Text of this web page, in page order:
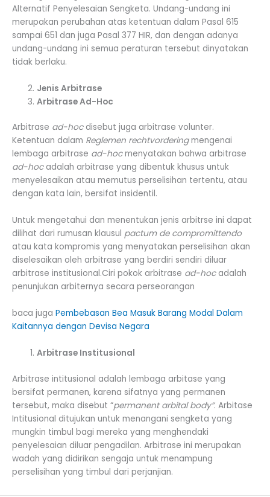
Alternatif Penyelesaian Sengketa. Undang-undang ini
merupakan perubahan atas ketentuan dalam Pasal 615
sampai 651 dan juga Pasal 377 HIR, dan dengan adanya
undang-undang ini semua peraturan tersebut dinyatakan
tidak berlaku.
Jenis Arbitrase
Arbitrase Ad-Hoc
Arbitrase ad-hocdisebut juga arbitrase volunter.
Ketentuan dalam Reglemen rechtvorderingmengenai
lembaga arbitrase ad-hocmenyatakan bahwa arbitrase
ad-hoc adalah arbitrase yang dibentuk khusus untuk
menyelesaikan atau memutus perselisihan tertentu, atau
dengan kata lain, bersifat insidentil.
Untuk mengetahui dan menentukan jenis arbitrse ini dapat
dilihat dari rumusan klausul pactum de compromittendo
atau kata kompromis yang menyatakan perselisihan akan
diselesaikan oleh arbitrase yang berdiri sendiri diluar
arbitrase institusional.Ciri pokok arbitrase ad-hoc adalah
penunjukan arbiternya secara perseorangan
baca juga Pembebasan Bea Masuk Barang Modal Dalam
Kaitannya dengan Devisa Negara
Arbitrase Institusional
Arbitrase intitusional adalah lembaga arbitase yang
bersifat permanen, karena sifatnya yang permanen
tersebut, maka disebut “permanent arbital body”. Arbitase
Intitusional ditujukan untuk menangani sengketa yang
mungkin timbul bagi mereka yang menghendaki
penyelesaian diluar pengadilan. Arbitrase ini merupakan
wadah yang didirikan sengaja untuk menampung
perselisihan yang timbul dari perjanjian.